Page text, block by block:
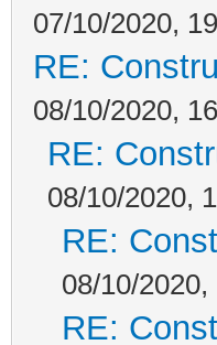
07/10/2020,
RE:
08/10/2020,
RE:
08/10/2020,
RE:
08/10/
RE: